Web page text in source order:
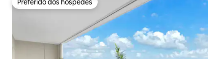
Preferido dos hóspedes
Preferido dos hóspedes